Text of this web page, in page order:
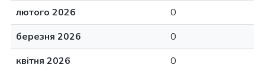
лютого 2026
0
березня 2026
0
квітня 2026
0